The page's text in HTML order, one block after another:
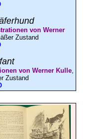
von Werner
Zustand
von Werner Kulle,
Zustand